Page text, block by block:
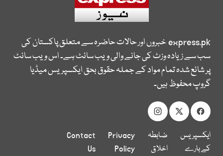
express.pkخبروں اور حالات حاضرہ سے متعلق پاکستان کی
سب سے زیادہ وزٹ کی جانے والی ویب سائٹ ہے۔ اس ویب سائٹ
پر شائع شدہ تمام مواد کے جملہ حقوق بحق ایکسپریس میڈیا
گروپ محفوظ ہیں۔
ایکسپریس
کے بارے
ضابطہ
اخلاق
Privacy
Policy
Contact
Us